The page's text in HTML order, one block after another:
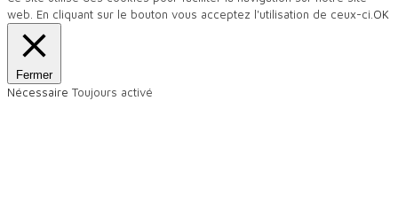
web. En cliquant sur le bouton vous acceptez l'utilisation de ceux-ci.OK
Fermer
Nécessaire Toujours activé